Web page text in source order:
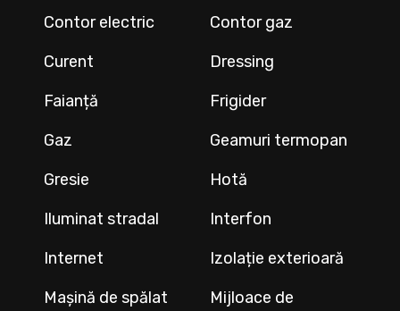
Contor electric
Contor gaz
Curent
Dressing
Faianță
Frigider
Gaz
Geamuri termopan
Gresie
Hotă
Iluminat stradal
Interfon
Internet
Izolație exterioară
Mașină de spălat
Mijloace de